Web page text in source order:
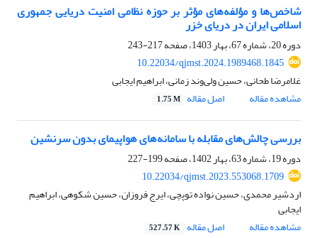
شاخص‌ها و مؤلفه‌های مؤثر بر حوزه نظامی امنیت دریایی جمهوری
اسلامی ایران در دریای خزر
دوره 20، شماره 67، بهار 1403، صفحه
217-243
10.22034/qjmst.2024.1989468.1845
غلامرضا طحانی، حسین ولی‌وند زمانی، ابراهیم ایجابی
مشاهده مقاله
اصل مقاله 1.75 M
بررسی چالش‌های مقابله با سامانه‌های هواپیمای بدون سرنشین
دوره 19، شماره 63، بهار 1402، صفحه
199-227
10.22034/qjmst.2023.553068.1709
اردشیر محمدی، حسین نواده توپچی، ایرج فروزان، حسین شکوهی، ابراهیم
ایجابی
مشاهده مقاله
اصل مقاله 527.57 K